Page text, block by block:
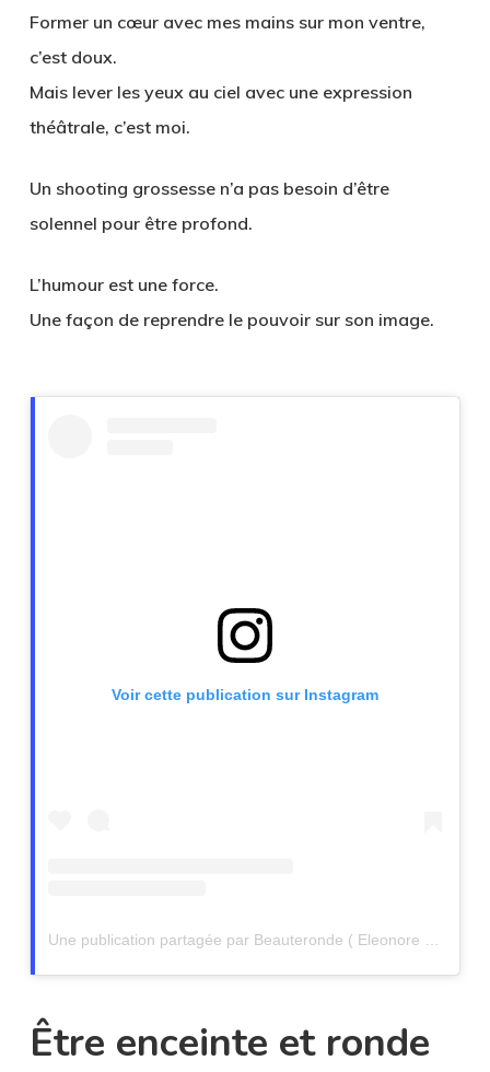
Former un cœur avec mes mains sur mon ventre,
c’est doux.
Mais lever les yeux au ciel avec une expression
théâtrale, c’est moi.
Un shooting grossesse n’a pas besoin d’être
solennel pour être profond.
L’humour est une force.
Une façon de reprendre le pouvoir sur son image.
Voir cette publication sur Instagram
Une publication partagée par Beauteronde ( Eleonore Bacher ) (@beauteronde)
Être enceinte et ronde